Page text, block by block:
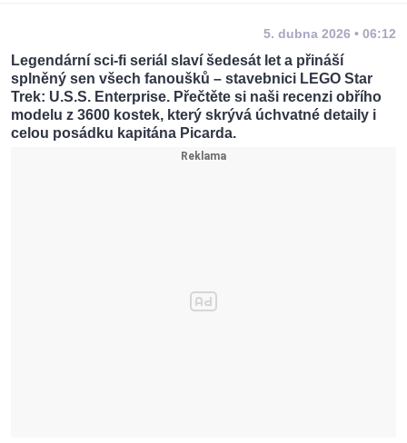
5. dubna 2026 • 06:12
Legendární sci-fi seriál slaví šedesát let a přináší
splněný sen všech fanoušků – stavebnici LEGO Star
Trek: U.S.S. Enterprise. Přečtěte si naši recenzi obřího
modelu z 3600 kostek, který skrývá úchvatné detaily i
celou posádku kapitána Picarda.